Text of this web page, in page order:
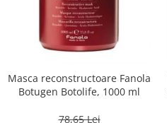
Masca reconstructoare Fanola
Botugen Botolife, 1000 ml
78,65 Lei